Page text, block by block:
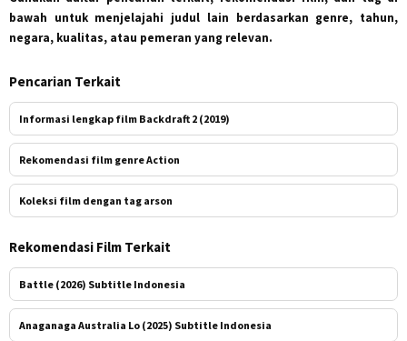
bawah untuk menjelajahi judul lain berdasarkan genre, tahun,
negara, kualitas, atau pemeran yang relevan.
Pencarian Terkait
Informasi lengkap film Backdraft 2 (2019)
Rekomendasi film genre Action
Koleksi film dengan tag arson
Rekomendasi Film Terkait
Battle (2026) Subtitle Indonesia
Anaganaga Australia Lo (2025) Subtitle Indonesia